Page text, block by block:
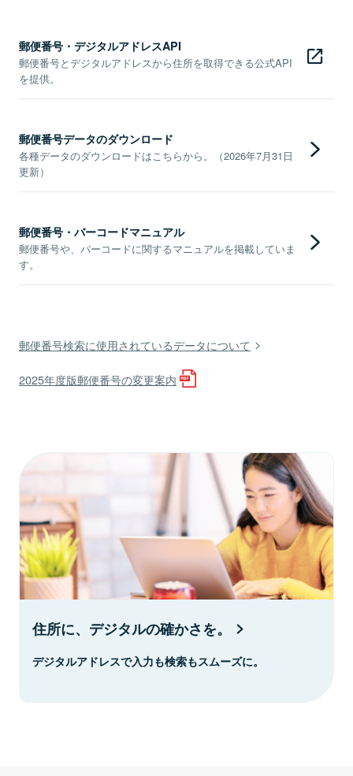
郵便番号・デジタルアドレスAPI
郵便番号とデジタルアドレスから住所を取得できる公式API
を提供。
郵便番号データのダウンロード
各種データのダウンロードはこちらから。（2026年7月31日
更新）
郵便番号・バーコードマニュアル
郵便番号や、バーコードに関するマニュアルを掲載していま
す。
郵便番号検索に使用されているデータについて
2025年度版郵便番号の変更案内
住所に、デジタルの確かさを。
デジタルアドレスで入力も検索もスムーズに。